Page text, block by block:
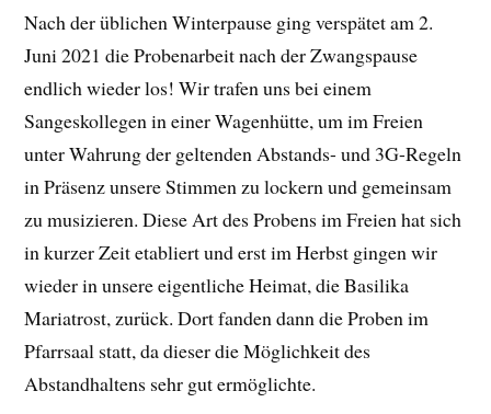
Nach der üblichen Winterpause ging verspätet am 2.
Juni 2021 die Probenarbeit nach der Zwangspause
endlich wieder los! Wir trafen uns bei einem
Sangeskollegen in einer Wagenhütte, um im Freien
unter Wahrung der geltenden Abstands- und 3G-Regeln
in Präsenz unsere Stimmen zu lockern und gemeinsam
zu musizieren. Diese Art des Probens im Freien hat sich
in kurzer Zeit etabliert und erst im Herbst gingen wir
wieder in unsere eigentliche Heimat, die Basilika
Mariatrost, zurück. Dort fanden dann die Proben im
Pfarrsaal statt, da dieser die Möglichkeit des
Abstandhaltens sehr gut ermöglichte.